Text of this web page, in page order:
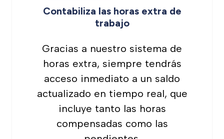
Contabiliza las horas extra de
trabajo
Gracias a nuestro sistema de
horas extra, siempre tendrás
acceso inmediato a un saldo
actualizado en tiempo real, que
incluye tanto las horas
compensadas como las